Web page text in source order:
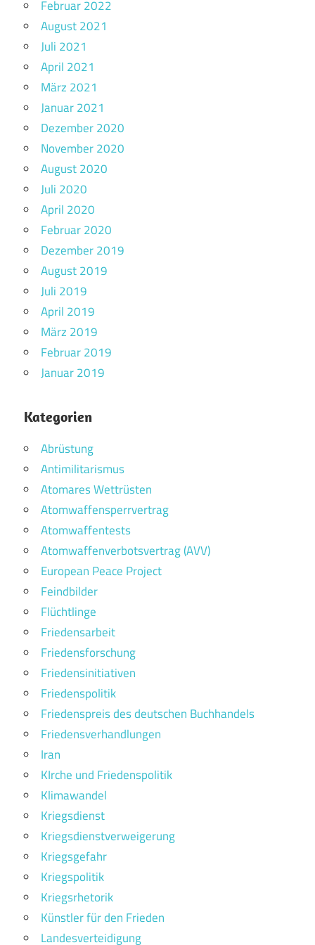
Februar 2022
August 2021
Juli 2021
April 2021
März 2021
Januar 2021
Dezember 2020
November 2020
August 2020
Juli 2020
April 2020
Februar 2020
Dezember 2019
August 2019
Juli 2019
April 2019
März 2019
Februar 2019
Januar 2019
Kategorien
Abrüstung
Antimilitarismus
Atomares Wettrüsten
Atomwaffensperrvertrag
Atomwaffentests
Atomwaffenverbotsvertrag (AVV)
European Peace Project
Feindbilder
Flüchtlinge
Friedensarbeit
Friedensforschung
Friedensinitiativen
Friedenspolitik
Friedenspreis des deutschen Buchhandels
Friedensverhandlungen
Iran
KIrche und Friedenspolitik
Klimawandel
Kriegsdienst
Kriegsdienstverweigerung
Kriegsgefahr
Kriegspolitik
Kriegsrhetorik
Künstler für den Frieden
Landesverteidigung